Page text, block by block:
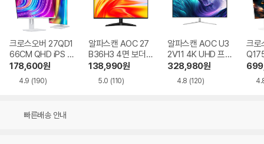
크로스오버 27QD1
66CM QHD iPS U
SB-C 화이트 Ai 멀
티스탠드
178,600원
4.9 (190)
알파스캔 AOC 27
B36H3 4면 보더리
스 IPS 120 시력보
호 무결점
138,990원
5.0 (110)
알파스캔 AOC U3
2V11 4K UHD 프리
싱크 HDR 시력보호
무결점
328,980원
4.8 (120)
크로
Ai
빠른배송 안내